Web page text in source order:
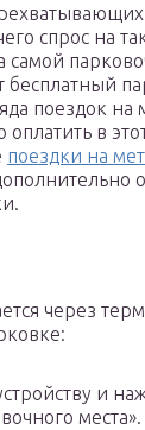
спрос на
самой
поездок
оплатить в
поездки на
через
и
места».